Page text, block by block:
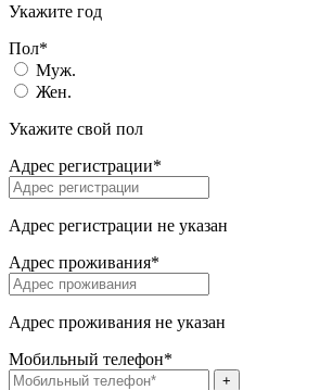
Укажите год
Пол*
Муж.
Жен.
Укажите свой пол
Адрес регистрации*
Адрес регистрации не указан
Адрес проживания*
Адрес проживания не указан
Мобильный телефон*
+